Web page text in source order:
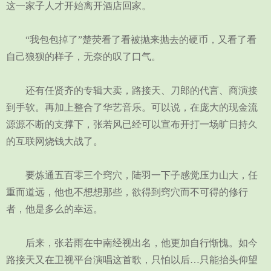
这一家子人才开始离开酒店回家。
“我包包掉了”楚荧看了看被抛来抛去的硬币，又看了看
自己狼狈的样子，无奈的叹了口气。
还有任贤齐的专辑大卖，路接天、刀郎的代言、商演接
到手软。再加上整合了华艺音乐。可以说，在庞大的现金流
源源不断的支撑下，张若风已经可以宣布开打一场旷日持久
的互联网烧钱大战了。
要炼通五百零三个窍穴，陆羽一下子感觉压力山大，任
重而道远，他也不想想那些，欲得到窍穴而不可得的修行
者，他是多么的幸运。
后来，张若雨在中南经视出名，他更加自行惭愧。如今
路接天又在卫视平台演唱这首歌，只怕以后…只能抬头仰望